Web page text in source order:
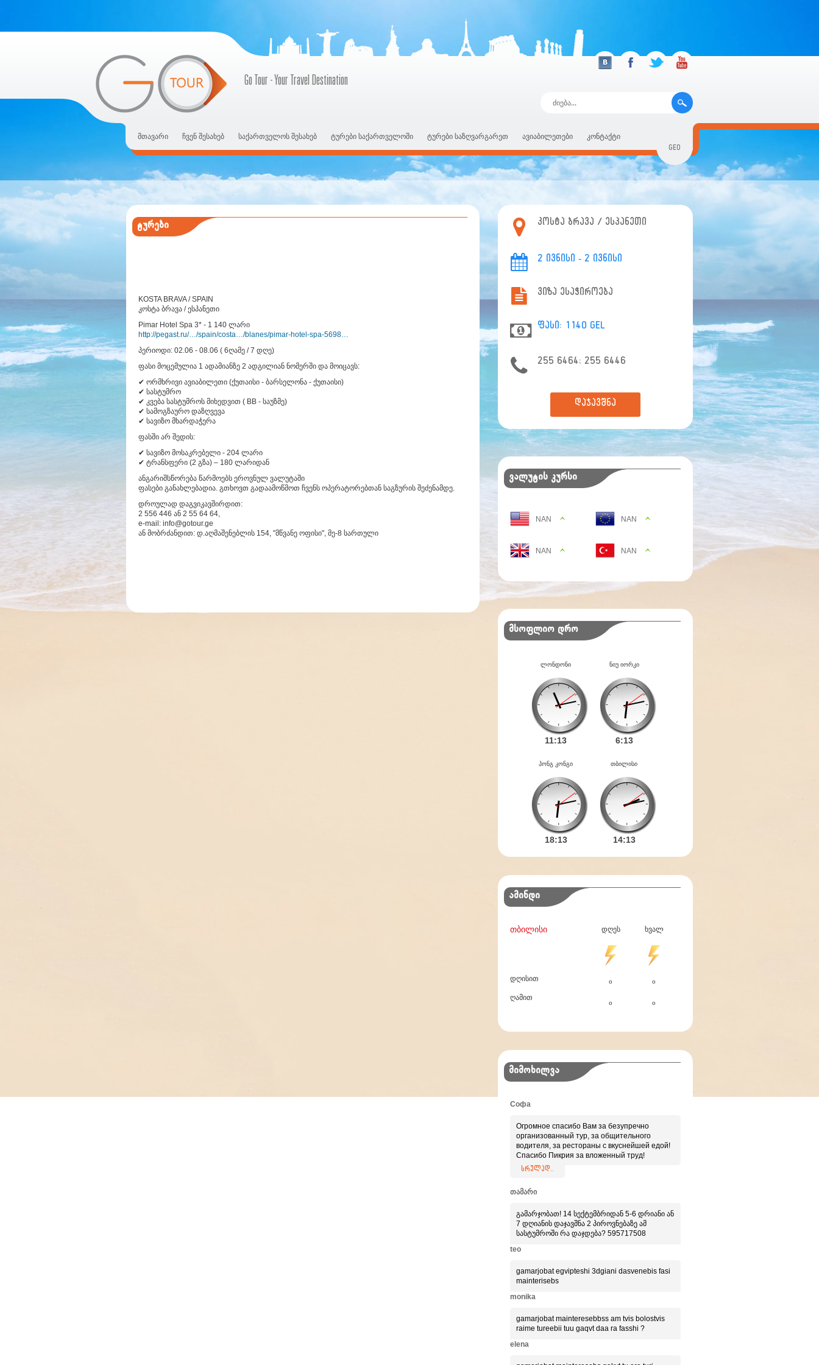
Go Tour - Your Travel Destination
მთავარი ჩვენ შესახებ საქართველოს შესახებ ტურები საქართველოში ტურები საზღვარგარეთ ავიაბილეთები კონტაქტი
GEO
ტურები
KOSTA BRAVA / SPAIN
კოსტა ბრავა / ესპანეთი
Pimar Hotel Spa 3* - 1 140 ლარი
http://pegast.ru/…/spain/costa…/blanes/pimar-hotel-spa-5698…
პერიოდი: 02.06 - 08.06 ( 6ღამე / 7 დღე)
ფასი მოცემულია 1 ადამიანზე 2 ადგილიან ნომერში და მოიცავს:
✔ ორმხრივი ავიაბილეთი (ქუთაისი - ბარსელონა - ქუთაისი)
✔ სასტუმრო
✔ კვება სასტუმროს მიხედვით ( BB - საუზმე)
✔ სამოგზაურო დაზღვევა
✔ სავიზო მხარდაჭერა
ფასში არ შედის:
✔ სავიზო მოსაკრებელი - 204 ლარი
✔ ტრანსფერი (2 გზა) – 180 ლარიდან
ანგარიშსწორება წარმოებს ეროვნულ ვალუტაში
ფასები განახლებადია. გთხოვთ გადაამოწმოთ ჩვენს ოპერატორებთან საგზურის შეძენამდე.
დროულად დაგვიკავშირდით:
2 556 446 ან 2 55 64 64,
e-mail: info@gotour.ge
ან მობრძანდით: დ.აღმაშენებლის 154, "მწვანე ოფისი", მე-8 სართული
კოსტა ბრავა / ესპანეთი
2 ივნისი - 2 ივნისი
ვიზა ესაჭიროება
ფასი: 1140 GEL
255 6464; 255 6446
დაჯავშნა
ვალუტის კურსი
NAN NAN
NAN NAN
მსოფლიო დრო
ლონდონი
11:13
ნიუ იორკი
6:13
ჰონგ კონგი
18:13
თბილისი
14:13
ამინდი
თბილისი
დღისით
ღამით
დღეს
o
o
ხვალ
o
o
მიმოხილვა
Софа
Огромное спасибо Вам за безупречно
организованный тур, за общительного
водителя, за рестораны с вкуснейшей едой!
Спасибо Пикрия за вложенный труд!
Приятно иметь дело с настоящими
სრულად..
თამარი
გამარჯობათ! 14 სექტემბრიდან 5-6 დრიანი ან
7 დღიანის დაჯავშნა 2 პიროვნებაზე ამ
სასტუმროში რა დაჯდება? 595717508
teo
gamarjobat egvipteshi 3dgiani dasvenebis fasi
mainterisebs
monika
gamarjobat mainteresebbss am tvis bolostvis
raime tureebii tuu gaqvt daa ra fasshi ?
elena